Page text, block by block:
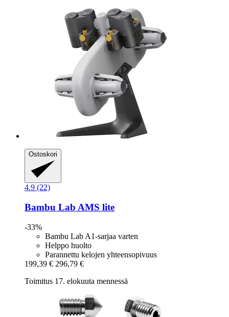
Ostoskori
4.9 (22)
Bambu Lab AMS lite
-33%
Bambu Lab A1-sarjaa varten
Helppo huolto
Parannettu kelojen yhteensopivuus
199,39 € 296,79 €
Toimitus 17. elokuuta mennessä